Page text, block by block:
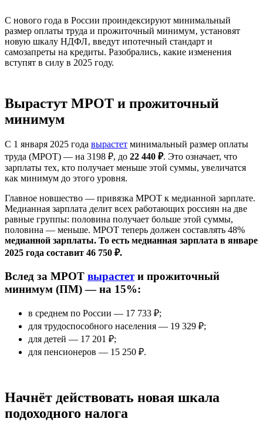
С нового года в России проиндексируют минимальный
размер оплаты труда и прожиточный минимум‚ установят
новую шкалу НДФЛ‚ введут ипотечный стандарт и
самозапреты на кредиты. Разобрались‚ какие изменения
вступят в силу в 2025 году.
Вырастут МРОТ и прожиточный
минимум
С 1 января 2025 года вырастет минимальный размер оплаты
труда (МРОТ) — на 3198 ₽, до 22 440 ₽. Это означает, что
зарплаты тех, кто получает меньше этой суммы, увеличатся
как минимум до этого уровня.
Главное новшество — привязка МРОТ к медианной зарплате.
Медианная зарплата делит всех работающих россиян на две
равные группы: половина получает больше этой суммы,
половина — меньше. МРОТ теперь должен составлять 48%
медианной зарплаты. То есть медианная зарплата в январе
2025 года составит 46 750 ₽.
Вслед за МРОТ вырастети прожиточный
минимум (ПМ) — на 15%:
в среднем по России — 17 733 ₽;
для трудоспособного населения — 19 329 ₽;
для детей — 17 201 ₽;
для пенсионеров — 15 250 ₽.
Начнёт действовать новая шкала
подоходного налога